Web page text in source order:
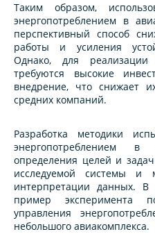
Таким образом,
энергопотреблением в
перспективный способ
работы и усиления
Однако, для
требуются высокие
внедрение, что снижает
средних компаний.
Разработка методики
энергопотреблением
определения целей и
исследуемой системы и
интерпретации данных. В
пример эксперимента
управления
небольшого авиакомплекса.